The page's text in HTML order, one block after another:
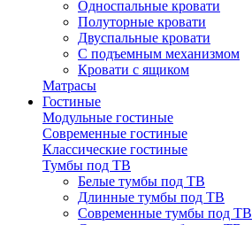
Односпальные кровати
Полуторные кровати
Двуспальные кровати
С подъемным механизмом
Кровати с ящиком
Матрасы
Гостиные
Модульные гостиные
Современные гостиные
Классические гостиные
Тумбы под ТВ
Белые тумбы под ТВ
Длинные тумбы под ТВ
Современные тумбы под ТВ